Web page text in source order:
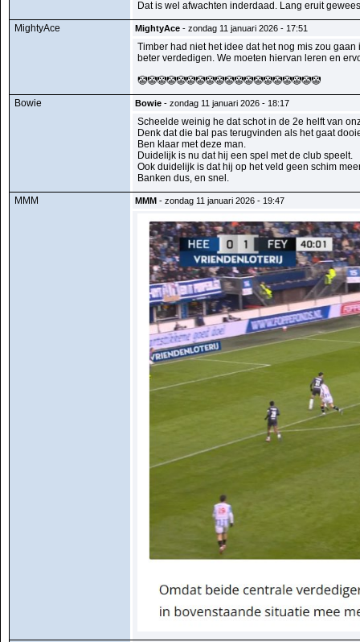
Dat is wel afwachten inderdaad. Lang eruit
MightyAce
MightyAce - zondag 11 januari 2026 - 17:51
Timber had niet het idee dat het nog mis zou
beter verdedigen. We moeten hiervan leren en
🤡🤡🤡🤡🤡🤡🤡🤡🤡🤡🤡🤡🤡🤡🤡🤡🤡🤡🤡
Bowie
Bowie - zondag 11 januari 2026 - 18:17
Scheelde weinig he dat schot in de 2e helft van
Denk dat die bal pas terugvinden als het gaat
Ben klaar met deze man.
Duidelijk is nu dat hij een spel met de club speelt.
Ook duidelijk is dat hij op het veld geen schim
Banken dus, en snel.
MMM
MMM - zondag 11 januari 2026 - 19:47